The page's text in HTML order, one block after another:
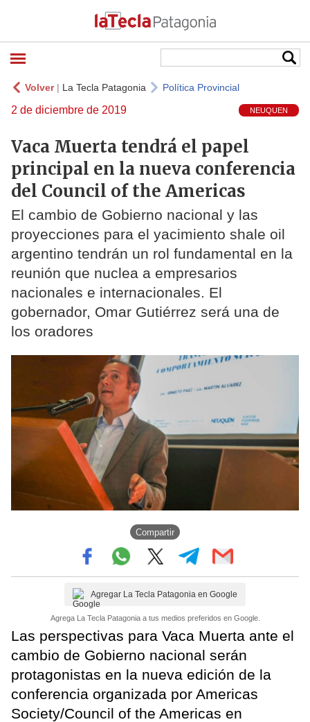
Volver| La Tecla Patagonia Política Provincial
2 de diciembre de 2019 NEUQUEN
Vaca Muerta tendrá el papel
principal en la nueva conferencia
del Council of the Americas
El cambio de Gobierno nacional y las
proyecciones para el yacimiento shale oil
argentino tendrán un rol fundamental en la
reunión que nuclea a empresarios
nacionales e internacionales. El
gobernador, Omar Gutiérrez será una de
los oradores
Compartir
Agregar La Tecla Patagonia en Google
Agrega La Tecla Patagonia a tus medios preferidos en Google.
Las perspectivas para Vaca Muerta ante el
cambio de Gobierno nacional serán
protagonistas en la nueva edición de la
conferencia organizada por Americas
Society/Council of the Americas en